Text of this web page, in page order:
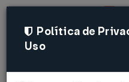
Política de
Uso